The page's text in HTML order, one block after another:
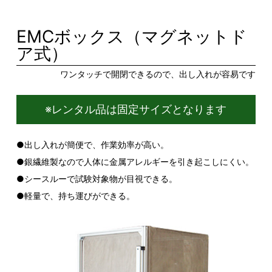
EMCボックス（マグネットド
ア式）
ワンタッチで開閉できるので、出し入れが容易です
※レンタル品は固定サイズとなります
●出し入れが簡便で、作業効率が高い。
●銀繊維製なので人体に金属アレルギーを引き起こしにくい。
●シースルーで試験対象物が目視できる。
●軽量で、持ち運びができる。